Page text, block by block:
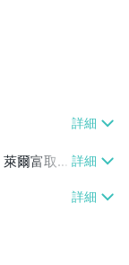
爾富取